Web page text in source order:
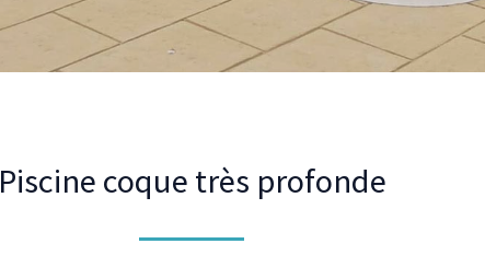
Piscine coque très profonde